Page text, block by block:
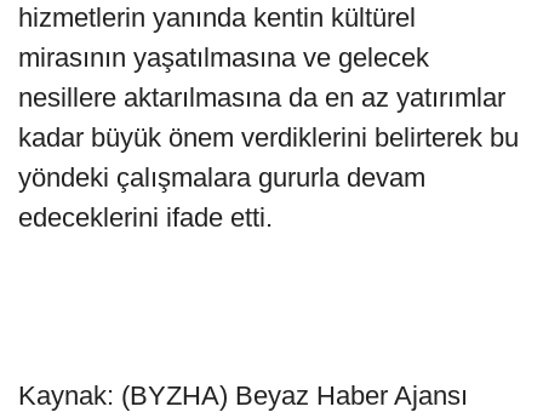
hizmetlerin yanında kentin kültürel
mirasının yaşatılmasına ve gelecek
nesillere aktarılmasına da en az yatırımlar
kadar büyük önem verdiklerini belirterek bu
yöndeki çalışmalara gururla devam
edeceklerini ifade etti.
Kaynak: (BYZHA) Beyaz Haber Ajansı